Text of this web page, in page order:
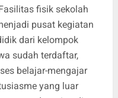
fisik sekolah
pusat kegiatan
dari kelompok
sudah terdaftar,
belajar-mengajar
yang luar